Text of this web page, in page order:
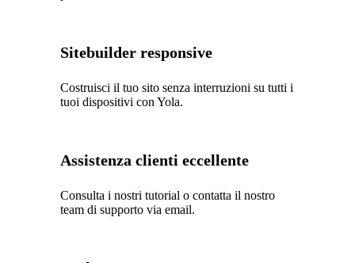
Sitebuilder responsive
Costruisci il tuo sito senza interruzioni su tutti i
tuoi dispositivi con Yola.
Assistenza clienti eccellente
Consulta i nostri tutorial o contatta il nostro
team di supporto via email.